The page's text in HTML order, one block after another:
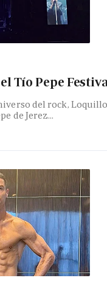
Tío Pepe
del rock,
de Jerez...